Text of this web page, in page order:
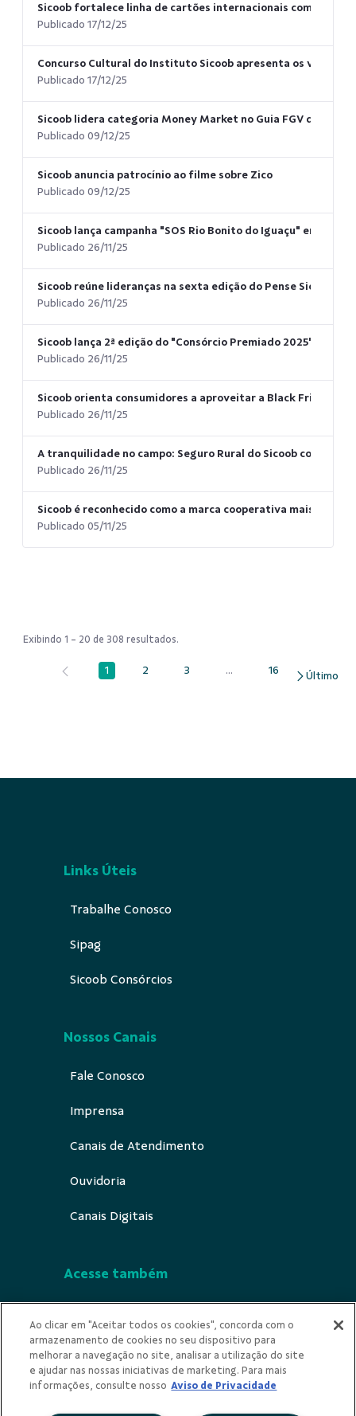
Sicoob fortalece linha de cartões internacionais com
Publicado 17/12/25
Concurso Cultural do Instituto Sicoob apresenta os
Publicado 17/12/25
Sicoob lidera categoria Money Market no Guia FGV de
Publicado 09/12/25
Sicoob anuncia patrocínio ao filme sobre Zico
Publicado 09/12/25
Sicoob lança campanha "SOS Rio Bonito do Iguaçu" em
Publicado 26/11/25
Sicoob reúne lideranças na sexta edição do Pense Sicoob
Publicado 26/11/25
Sicoob lança 2ª edição do "Consórcio Premiado 2025" com
Publicado 26/11/25
Sicoob orienta consumidores a aproveitar a Black Friday e o
Publicado 26/11/25
A tranquilidade no campo: Seguro Rural do Sicoob como
Publicado 26/11/25
Sicoob é reconhecido como a marca cooperativa mais
Publicado 05/11/25
Exibindo 1 - 20 de 308 resultados.
Página
1 Página
2 Página
3 ...Páginas intermediárias
Página
16
Links Úteis
Trabalhe Conosco
Sipag
Sicoob Consórcios
Nossos Canais
Fale Conosco
Imprensa
Canais de Atendimento
Ouvidoria
Canais Digitais
Acesse também
Indícios de ilicitude
Privacidade
Ao clicar em "Aceitar todos os cookies", concorda com o
armazenamento de cookies no seu dispositivo para
melhorar a navegação no site, analisar a utilização do site
e ajudar nas nossas iniciativas de marketing. Para mais
informações, consulte nosso Aviso de Privacidade